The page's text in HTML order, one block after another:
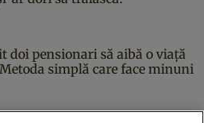
doi pensionari să aibă o viață
simplă care face minuni